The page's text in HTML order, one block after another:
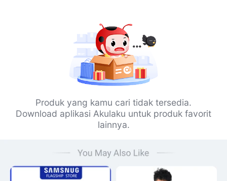
Produk yang kamu cari tidak tersedia.
Download aplikasi Akulaku untuk produk favorit
lainnya.